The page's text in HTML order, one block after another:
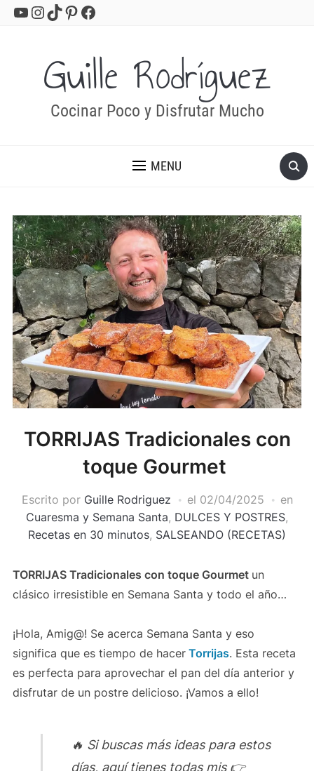
YouTube
Instagram
TikTok
Pinterest
Facebook
Guille Rodríguez
Cocinar Poco y Disfrutar Mucho
MENU
TORRIJAS Tradicionales con
toque Gourmet
Escrito por Guille Rodriguez el 02/04/2025
en
Cuaresma y Semana Santa, DULCES Y POSTRES,
Recetas en 30 minutos, SALSEANDO (RECETAS)
TORRIJAS Tradicionales con toque Gourmet un
clásico irresistible en Semana Santa y todo el año…
¡Hola, Amig@! Se acerca Semana Santa y eso
significa que es tiempo de hacer Torrijas. Esta receta
es perfecta para aprovechar el pan del día anterior y
disfrutar de un postre delicioso. ¡Vamos a ello!
🔥 Si buscas más ideas para estos
días, aquí tienes todas mis 👉